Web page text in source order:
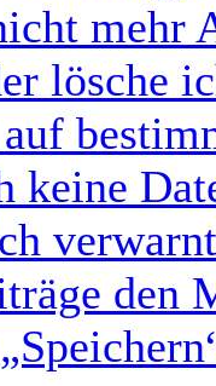
mehr
lösche
keine
den